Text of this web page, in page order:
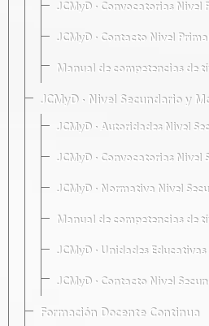
JCMyD · Convocatorias Nivel
JCMyD · Contacto Nivel
Manual de competencias de
JCMyD · Nivel Secundario y
JCMyD · Autoridades Nivel
JCMyD · Convocatorias Nivel
JCMyD · Normativa Nivel
Manual de competencias de
JCMyD · Unidades
JCMyD · Contacto Nivel
Formación Docente Continua